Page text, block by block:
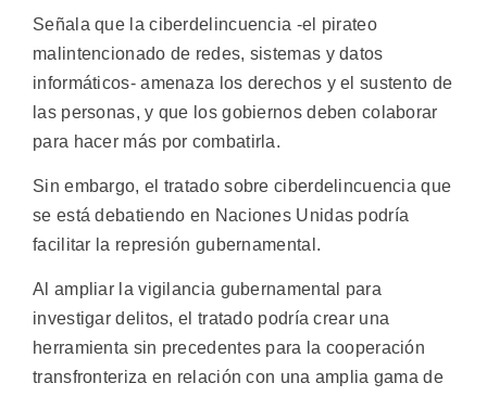
Señala que la ciberdelincuencia -el pirateo
malintencionado de redes, sistemas y datos
informáticos- amenaza los derechos y el sustento de
las personas, y que los gobiernos deben colaborar
para hacer más por combatirla.
Sin embargo, el tratado sobre ciberdelincuencia que
se está debatiendo en Naciones Unidas podría
facilitar la represión gubernamental.
Al ampliar la vigilancia gubernamental para
investigar delitos, el tratado podría crear una
herramienta sin precedentes para la cooperación
transfronteriza en relación con una amplia gama de